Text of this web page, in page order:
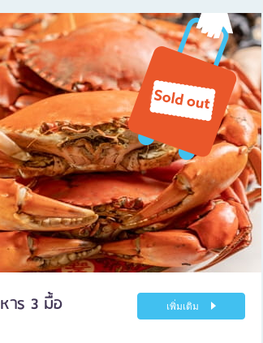
าร 3 มื้อ
เพิ่มเติม